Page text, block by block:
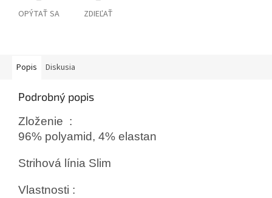
OPÝTAŤ SA ZDIEĽAŤ
Popis Diskusia
Podrobný popis
Zloženie :
96% polyamid, 4% elastan
Strihová línia Slim
Vlastnosti :